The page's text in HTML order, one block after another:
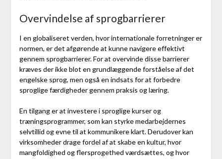
Overvindelse af sprogbarrierer
I en globaliseret verden, hvor internationale forretninger er
normen, er det afgørende at kunne navigere effektivt
gennem sprogbarrierer. For at overvinde disse barrierer
kræves der ikke blot en grundlæggende forståelse af det
engelske sprog, men også en indsats for at forbedre
sproglige færdigheder gennem praksis og læring.
En tilgang er at investere i sproglige kurser og
træningsprogrammer, som kan styrke medarbejdernes
selvtillid og evne til at kommunikere klart. Derudover kan
virksomheder drage fordel af at skabe en kultur, hvor
mangfoldighed og flersprogethed værdsættes, og hvor